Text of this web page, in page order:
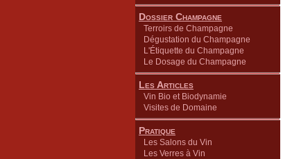
Dossier Champagne
Terroirs de Champagne
Dégustation du Champagne
L'Étiquette du Champagne
Le Dosage du Champagne
Les Articles
Vin Bio et Biodynamie
Visites de Domaine
Pratique
Les Salons du Vin
Les Verres à Vin